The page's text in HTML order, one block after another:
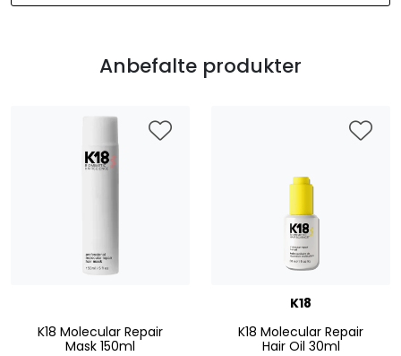
Anbefalte produkter
K18 Molecular Repair
Mask 150ml
K18
K18 Molecular Repair
Hair Oil 30ml